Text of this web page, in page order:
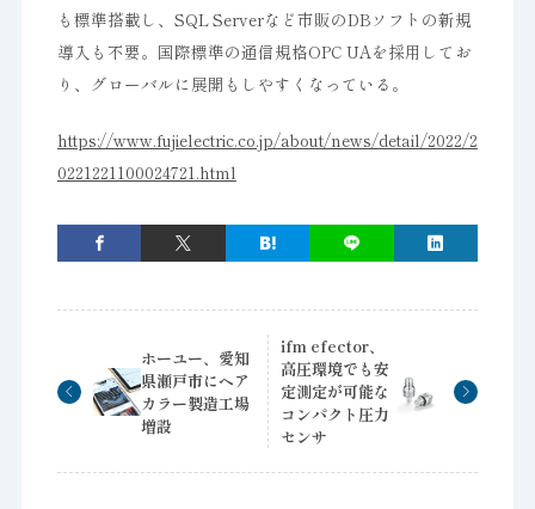
も標準搭載し、SQL Serverなど市販のDBソフトの新規
導入も不要。国際標準の通信規格OPC UAを採用してお
り、グローバルに展開もしやすくなっている。
https://www.fujielectric.co.jp/about/news/detail/2022/2
0221221100024721.html
ホーユー、愛知
県瀬戸市にヘア
カラー製造工場
増設
ifm efector、
高圧環境でも安
定測定が可能な
コンパクト圧力
センサ